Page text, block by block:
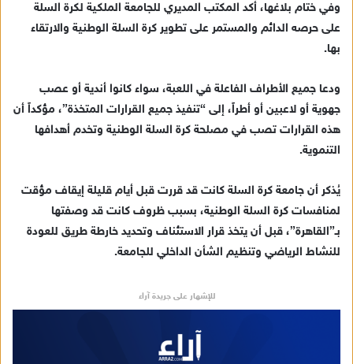
وفي ختام بلاغها، أكد المكتب المديري للجامعة الملكية لكرة السلة
على حرصه الدائم والمستمر على تطوير كرة السلة الوطنية والارتقاء
بها.
ودعا جميع الأطراف الفاعلة في اللعبة، سواء كانوا أندية أو عصب
جهوية أو لاعبين أو أطراً، إلى “تنفيذ جميع القرارات المتخذة”، مؤكداً أن
هذه القرارات تصب في مصلحة كرة السلة الوطنية وتخدم أهدافها
التنموية.
يُذكر أن جامعة كرة السلة كانت قد قررت قبل أيام قليلة إيقاف مؤقت
لمنافسات كرة السلة الوطنية، بسبب ظروف كانت قد وصفتها
بـ”القاهرة”، قبل أن يتخذ قرار الاستئناف وتحديد خارطة طريق للعودة
للنشاط الرياضي وتنظيم الشأن الداخلي للجامعة.
للإشهار على جريدة آراء